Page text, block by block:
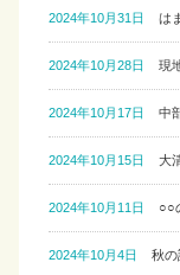
2024年10月31日 はま
2024年10月28日 現
2024年10月17日 中
2024年10月15日 大
2024年10月11日 ○○
2024年10月4日 秋の